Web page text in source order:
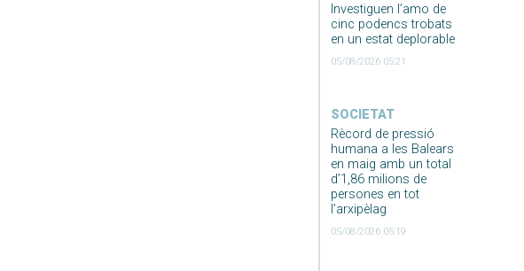
Investiguen l’amo de
cinc podencs trobats
en un estat deplorable
05/08/2026 05:21
SOCIETAT
Rècord de pressió
humana a les Balears
en maig amb un total
d’1,86 milions de
persones en tot
l’arxipèlag
05/08/2026 05:19